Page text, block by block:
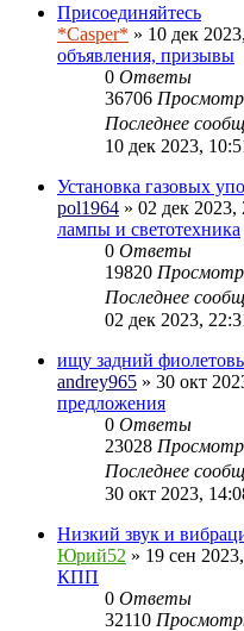
Присоединяйтесь
*Casper* » 10 дек
объявления, призывы
0 Ответы
36706
Последнее
10 дек 2023,
Установка газовых
pol1964 » 02 дек
лампы и светотехника
0 Ответы
19820
Последнее
02 дек 2023,
ищу задний
andrey965 » 30 окт
предложения
0 Ответы
23028
Последнее
30 окт 2023,
Низкий звук и
Юрий52 » 19 сен
КПП
0 Ответы
32110